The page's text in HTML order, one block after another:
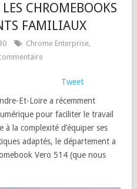
CHROMEBOOKS
FAMILIAUX
Chrome Enterprise,
Tweet
Et-Loire a récemment
pour faciliter le travail
à la complexité d’équiper ses
adaptés, le département a
Vero 514 (que nous